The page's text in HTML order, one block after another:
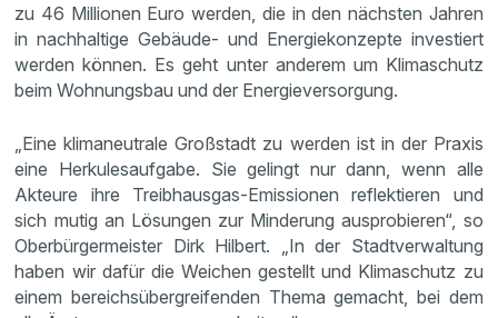
zu 46 Millionen Euro werden, die in den nächsten Jahren
in nachhaltige Gebäude- und Energiekonzepte investiert
werden können. Es geht unter anderem um Klimaschutz
beim Wohnungsbau und der Energieversorgung.
„Eine klimaneutrale Großstadt zu werden ist in der Praxis
eine Herkulesaufgabe. Sie gelingt nur dann, wenn alle
Akteure ihre Treibhausgas-Emissionen reflektieren und
sich mutig an Lösungen zur Minderung ausprobieren“, so
Oberbürgermeister Dirk Hilbert. „In der Stadtverwaltung
haben wir dafür die Weichen gestellt und Klimaschutz zu
einem bereichsübergreifenden Thema gemacht, bei dem